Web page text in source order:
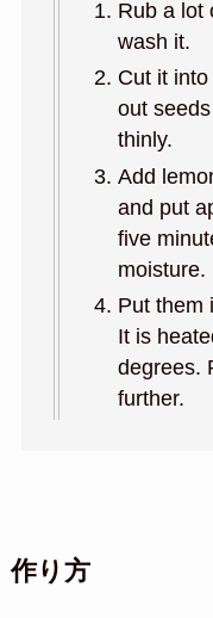
Rub a lot
wash it.
Cut it
out
thinly.
Add
and put
five
moisture.
Put them
It is
degrees.
further.
作り方